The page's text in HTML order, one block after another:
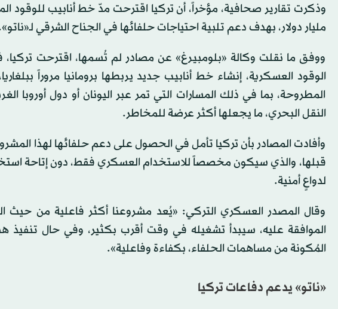
مليار دولار، بهدف دعم تلبية احتياجات حلفائها في الجناح الشرقي
ووفق ما نقلت وكالة «بلومبيرغ» عن مصادر لم تُسمها، اقترحت
الوقود العسكرية، إنشاء خط أنابيب جديد يربطها برومانيا مروراً
المطروحة، بما في ذلك المسارات التي تمر عبر اليونان أو دول أوروبا
النقل البحري، ما يجعلها أكثر عرضة للمخاطر.
وأفادت المصادر بأن تركيا تأمل في الحصول على دعم حلفائها لهذا
قبلها، والذي سيكون مخصصاً للاستخدام العسكري فقط، دون إتاحة
لدواعٍ أمنية.
وقال المصدر العسكري التركي: «يُعد مشروعنا أكثر فاعلية من حيث
الموافقة عليه، سيبدأ تشغيله في وقت أقرب بكثير، وفي حال تنفيذ
المُكونة من مساهمات الحلفاء، بكفاءة وفاعلية».
«ناتو» يدعم دفاعات تركيا